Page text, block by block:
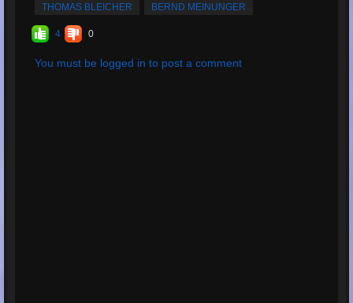
THOMAS BLEICHER
BERND MEINUNGER
4 0
You must be logged in to post a comment